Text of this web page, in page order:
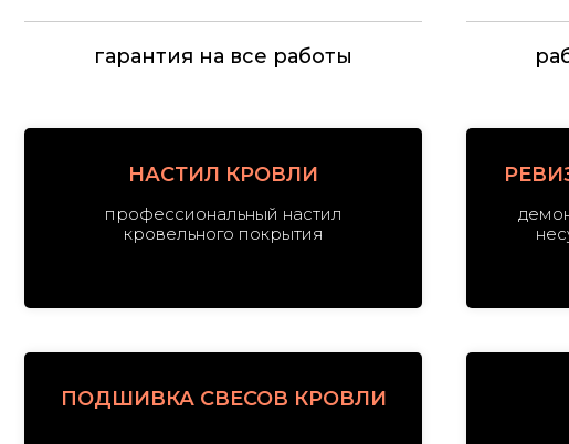
гарантия на все работы
НАСТИЛ КРОВЛИ
профессиональный настил
кровельного покрытия
ПОДШИВКА СВЕСОВ КРОВЛИ